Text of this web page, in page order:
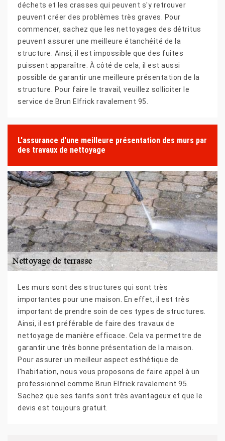
déchets et les crasses qui peuvent s'y retrouver
peuvent créer des problèmes très graves. Pour
commencer, sachez que les nettoyages des détritus
peuvent assurer une meilleure étanchéité de la
structure. Ainsi, il est impossible que des fuites
puissent apparaître. À côté de cela, il est aussi
possible de garantir une meilleure présentation de la
structure. Pour faire le travail, veuillez solliciter le
service de Brun Elfrick ravalement 95.
L'assurance d'une meilleure présentation des murs par
des travaux de nettoyage
Les murs sont des structures qui sont très
importantes pour une maison. En effet, il est très
important de prendre soin de ces types de structures.
Ainsi, il est préférable de faire des travaux de
nettoyage de manière efficace. Cela va permettre de
garantir une très bonne présentation de la maison.
Pour assurer un meilleur aspect esthétique de
l'habitation, nous vous proposons de faire appel à un
professionnel comme Brun Elfrick ravalement 95.
Sachez que ses tarifs sont très avantageux et que le
devis est toujours gratuit.